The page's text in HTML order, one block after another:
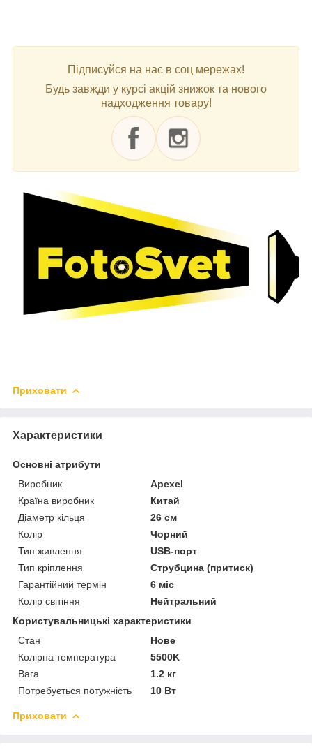
Підписуйся на нас в соц мережах!
Будь завжди у курсі акцій знижок та нового
надходження товару!
Приховати
Характеристики
Основні атрибути
Виробник
Apexel
Країна виробник
Китай
Діаметр кільця
26 см
Колір
Чорний
Тип живлення
USB-порт
Тип кріплення
Струбцина (притиск)
Гарантійний термін
6 міс
Колір світіння
Нейтральний
Користувальницькі характеристики
Стан
Нове
Колірна температура
5500K
Вага
1.2 кг
Потребується потужність
10 Вт
Приховати